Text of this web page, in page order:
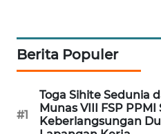
Berita Populer
#1
Toga Sihite Sedunia
Munas VIII FSP PPMI
Keberlangsungan
WAHANA
PERSONA
WAHANA
OTOMOTIF